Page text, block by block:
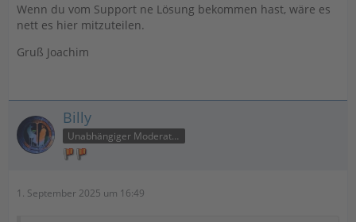
Wenn du vom Support ne Lösung bekommen hast, wäre es
nett es hier mitzuteilen.
Gruß Joachim
Billy
Unabhängiger Moderator
1. September 2025 um 16:49